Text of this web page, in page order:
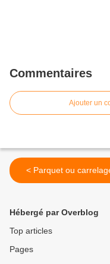
Commentaires
Ajouter un
< Parquet ou
Hébergé par Overblog
Top articles
Pages